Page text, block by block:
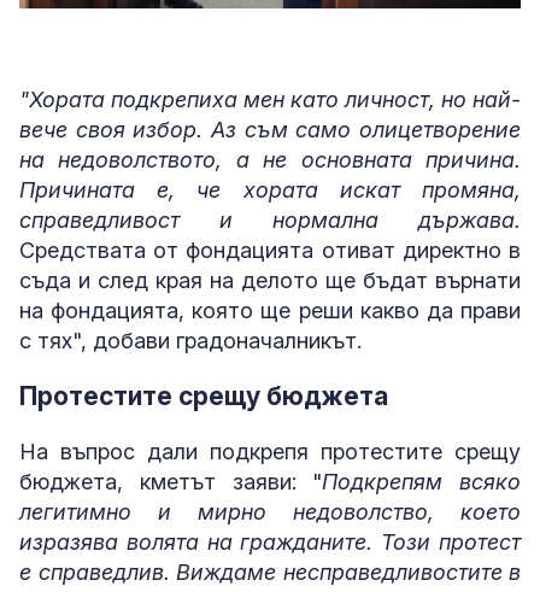
"Хората подкрепиха мен като личност, но най-
вече своя избор. Аз съм само олицетворение
на недоволството, а не основната причина.
Причината е, че хората искат промяна,
справедливост и нормална държава.
Средствата от фондацията отиват директно в
съда и след края на делото ще бъдат върнати
на фондацията, която ще реши какво да прави
с тях", добави градоначалникът.
Протестите срещу бюджета
На въпрос дали подкрепя протестите срещу
бюджета, кметът заяви: "Подкрепям всяко
легитимно и мирно недоволство, което
изразява волята на гражданите. Този протест
е справедлив. Виждаме несправедливостите в